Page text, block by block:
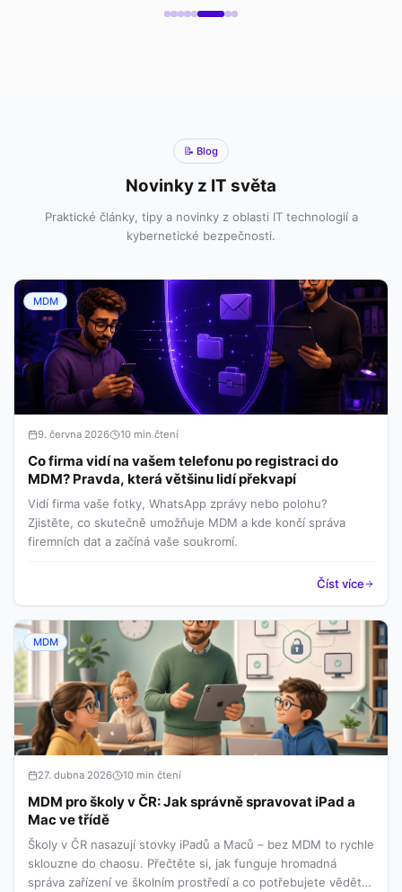
📝 Blog
Novinky z IT světa
Praktické články, tipy a novinky z oblasti IT technologií a
kybernetické bezpečnosti.
MDM
9. června 2026 10 min čtení
Co firma vidí na vašem telefonu po registraci do
MDM? Pravda, která většinu lidí překvapí
Vidí firma vaše fotky, WhatsApp zprávy nebo polohu?
Zjistěte, co skutečně umožňuje MDM a kde končí správa
firemních dat a začíná vaše soukromí.
Číst více
MDM
27. dubna 2026 10 min čtení
MDM pro školy v ČR: Jak správně spravovat iPad a
Mac ve třídě
Školy v ČR nasazují stovky iPadů a Maců – bez MDM to rychle
sklouzne do chaosu. Přečtěte si, jak funguje hromadná
správa zařízení ve školním prostředí a co potřebujete vědět